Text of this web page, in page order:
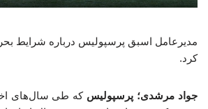
مدیرعامل اسبق پرسپولیس درباره شرایط
کرد.
جواد مرشدی؛ پرسپولیس که طی سال‌های